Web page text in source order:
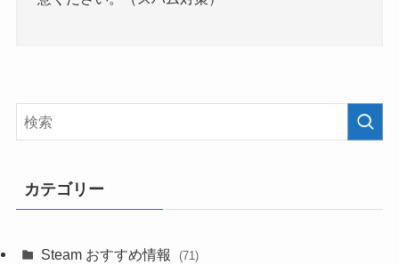
カテゴリー
Steam おすすめ情報 (71)